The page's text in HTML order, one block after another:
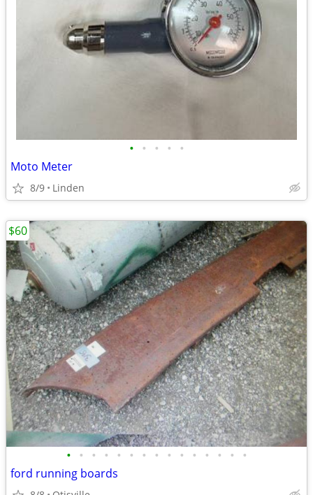
• • • • •
Moto Meter
8/9 Linden
• • • • • • • • • • • • • • •
ford running boards
$60